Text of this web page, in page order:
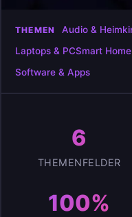
THEMEN Audio &
Laptops & PCSmart
Software & Apps
6
THEMENFELDER
100%